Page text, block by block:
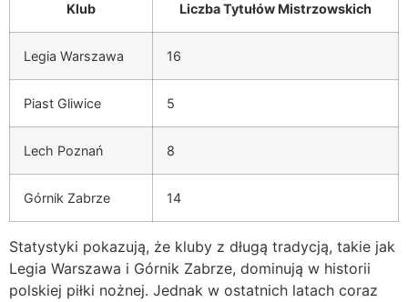
Klub Liczba Tytułów Mistrzowskich
Legia Warszawa 16
Piast Gliwice 5
Lech Poznań 8
Górnik Zabrze 14
Statystyki pokazują, że kluby z długą tradycją, takie jak
Legia Warszawa i Górnik Zabrze, dominują w historii
polskiej piłki nożnej. Jednak w ostatnich latach coraz